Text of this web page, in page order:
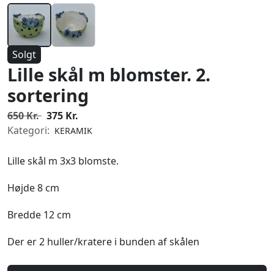
Solgt
Lille skål m blomster. 2.
sortering
650 Kr. 375 Kr.
Kategori: KERAMIK
Lille skål m 3x3 blomste.
Højde 8 cm
Bredde 12 cm
Der er 2 huller/kratere i bunden af skålen